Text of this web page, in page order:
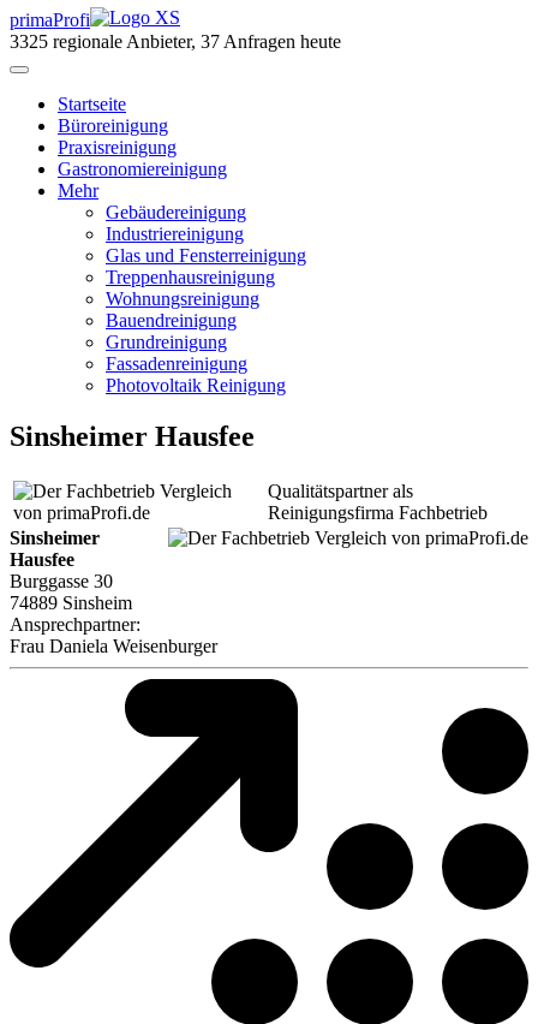
primaProfi
3325 regionale Anbieter, 37 Anfragen heute
Startseite
Büroreinigung
Praxisreinigung
Gastronomiereinigung
Mehr
Gebäudereinigung
Industriereinigung
Glas und Fensterreinigung
Treppenhausreinigung
Wohnungsreinigung
Bauendreinigung
Grundreinigung
Fassadenreinigung
Photovoltaik Reinigung
Sinsheimer Hausfee
Qualitätspartner als
Reinigungsfirma Fachbetrieb
Sinsheimer
Hausfee
Burggasse 30
74889 Sinsheim
Ansprechpartner:
Frau Daniela Weisenburger